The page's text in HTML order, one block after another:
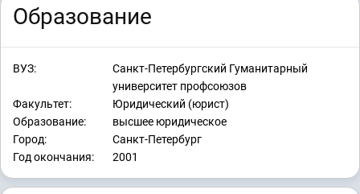
Образование
ВУЗ:
Санкт-Петербургский Гуманитарный
университет профсоюзов
Факультет:
Юридический (юрист)
Образование:
высшее юридическое
Город:
Санкт-Петербург
Год окончания:
2001